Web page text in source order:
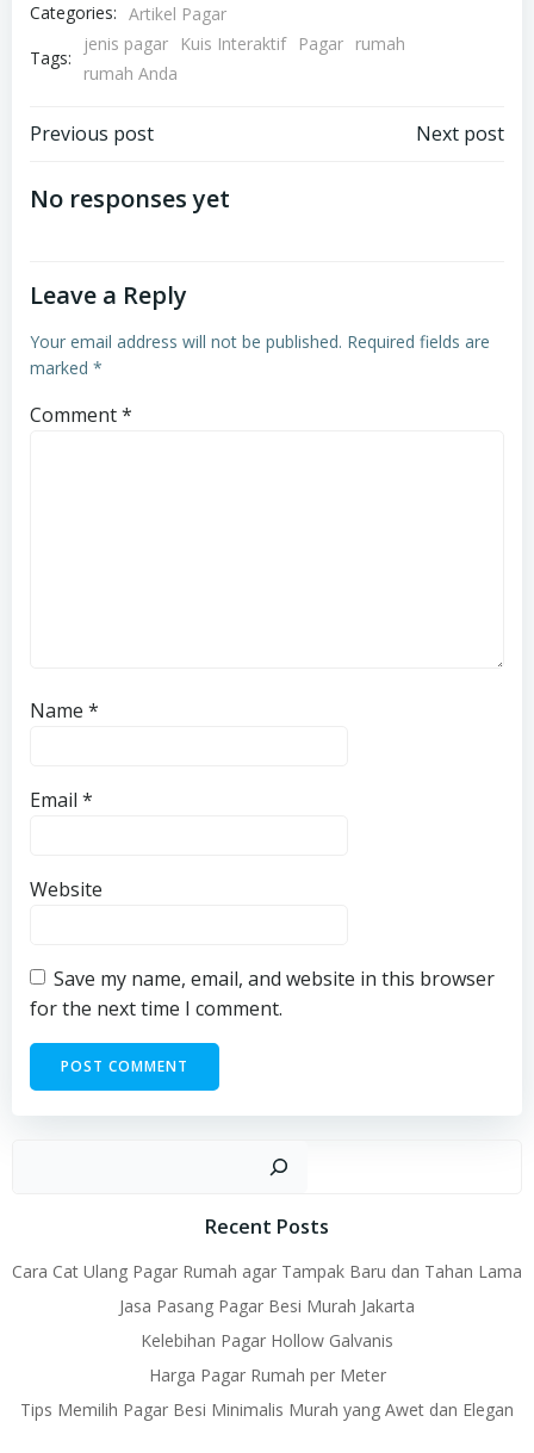
Categories: Artikel Pagar
Tags:
jenis pagar Kuis Interaktif Pagar rumah
rumah Anda
Post
navigation
Previous post Next post
No responses yet
Leave a Reply
Your email address will not be published. Required fields are
marked *
Comment*
Name *
Email *
Website
Save my name, email, and website in this browser
for the next time I comment.
Recent Posts
Cara Cat Ulang Pagar Rumah agar Tampak Baru dan Tahan Lama
Jasa Pasang Pagar Besi Murah Jakarta
Kelebihan Pagar Hollow Galvanis
Harga Pagar Rumah per Meter
Tips Memilih Pagar Besi Minimalis Murah yang Awet dan Elegan